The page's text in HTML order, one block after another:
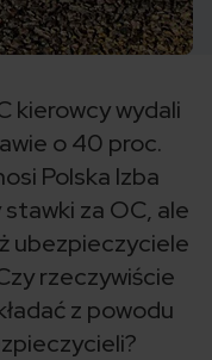
kierowcy wydali
o 40 proc.
Polska Izba
za OC, ale
ubezpieczyciele
rzeczywiście
z powodu